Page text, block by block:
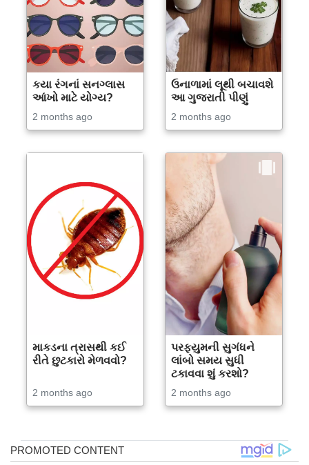
કયા રંગનાં સનગ્લાસ
આંખો માટે યોગ્ય?
2 months ago
ઉનાળામાં લૂથી બચાવશે
આ ગુજરાતી પીણું
2 months ago
માકડના ત્રાસથી કઈ
રીતે છુટકારો મેળવવો?
2 months ago
પરફ્યુમની સુગંધને
લાંબો સમય સુધી
ટકાવવા શું કરશો?
2 months ago